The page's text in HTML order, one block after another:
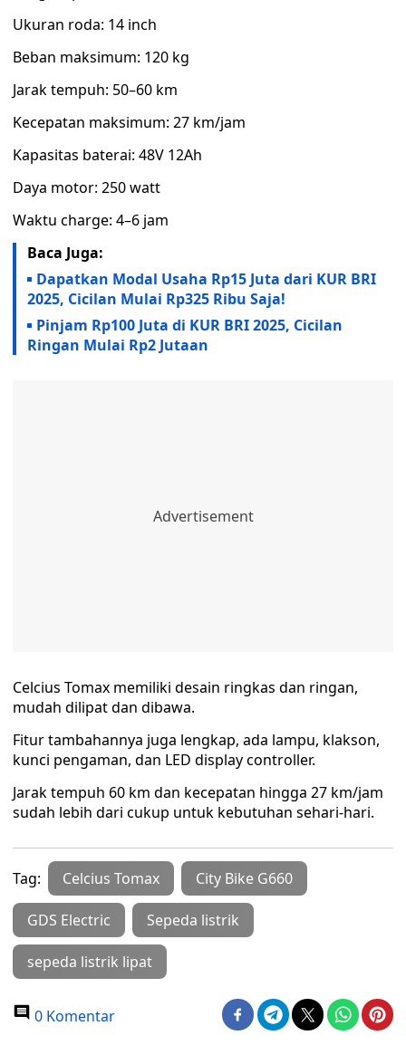
Ukuran roda: 14 inch
Beban maksimum: 120 kg
Jarak tempuh: 50–60 km
Kecepatan maksimum: 27 km/jam
Kapasitas baterai: 48V 12Ah
Daya motor: 250 watt
Waktu charge: 4–6 jam
Baca Juga:
Dapatkan Modal Usaha Rp15 Juta dari KUR BRI
2025, Cicilan Mulai Rp325 Ribu Saja!
Pinjam Rp100 Juta di KUR BRI 2025, Cicilan
Ringan Mulai Rp2 Jutaan
Celcius Tomax memiliki desain ringkas dan ringan,
mudah dilipat dan dibawa.
Fitur tambahannya juga lengkap, ada lampu, klakson,
kunci pengaman, dan LED display controller.
Jarak tempuh 60 km dan kecepatan hingga 27 km/jam
sudah lebih dari cukup untuk kebutuhan sehari-hari.
Tag: Celcius Tomax City Bike G660
GDS Electric Sepeda listrik
sepeda listrik lipat
0 Komentar